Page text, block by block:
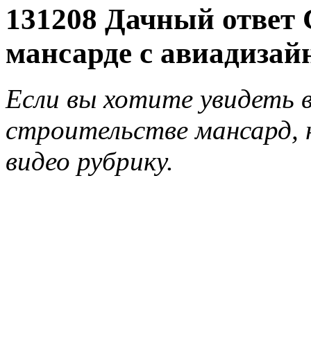
131208 Дачный
мансарде с
Если вы хотите
строительстве
видео рубрику.